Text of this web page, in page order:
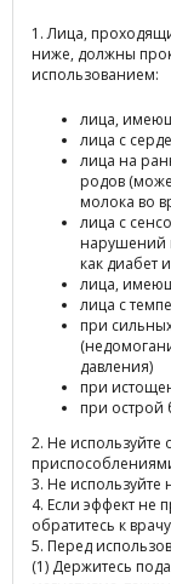
1. Лица,
ниже, должны
использованием:
лица,
лица с
лица на
родов
молока во
лица с
нарушений
как диабет
лица,
лица с
при
давления)
при
при острой
2. Не
3. Не используйте
4. Если эффект не
обратитесь к
5. Перед
(1) Держитесь